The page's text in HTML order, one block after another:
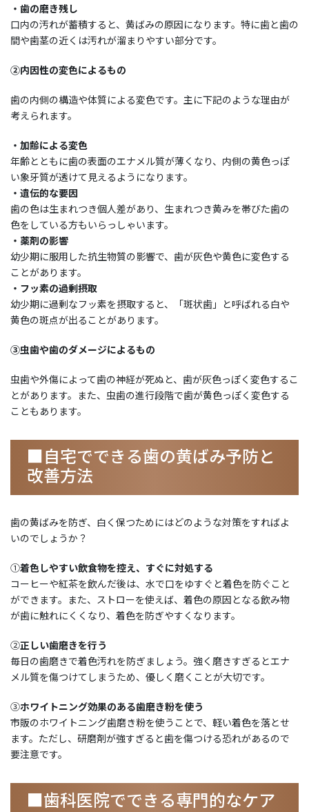
・歯の磨き残し
口内の汚れが蓄積すると、黄ばみの原因になります。特に歯と歯の
間や歯茎の近くは汚れが溜まりやすい部分です。
②内因性の変色によるもの
歯の内側の構造や体質による変色です。主に下記のような理由が
考えられます。
・加齢による変色
年齢とともに歯の表面のエナメル質が薄くなり、内側の黄色っぽ
い象牙質が透けて見えるようになります。
・遺伝的な要因
歯の色は生まれつき個人差があり、生まれつき黄みを帯びた歯の
色をしている方もいらっしゃいます。
・薬剤の影響
幼少期に服用した抗生物質の影響で、歯が灰色や黄色に変色する
ことがあります。
・フッ素の過剰摂取
幼少期に過剰なフッ素を摂取すると、「斑状歯」と呼ばれる白や
黄色の斑点が出ることがあります。
③虫歯や歯のダメージによるもの
虫歯や外傷によって歯の神経が死ぬと、歯が灰色っぽく変色するこ
とがあります。また、虫歯の進行段階で歯が黄色っぽく変色する
こともあります。
■自宅でできる歯の黄ばみ予防と
改善方法
歯の黄ばみを防ぎ、白く保つためにはどのような対策をすればよ
いのでしょうか？
①着色しやすい飲食物を控え、すぐに対処する
コーヒーや紅茶を飲んだ後は、水で口をゆすぐと着色を防ぐこと
ができます。また、ストローを使えば、着色の原因となる飲み物
が歯に触れにくくなり、着色を防ぎやすくなります。
②正しい歯磨きを行う
毎日の歯磨きで着色汚れを防ぎましょう。強く磨きすぎるとエナ
メル質を傷つけてしまうため、優しく磨くことが大切です。
③ホワイトニング効果のある歯磨き粉を使う
市販のホワイトニング歯磨き粉を使うことで、軽い着色を落とせ
ます。ただし、研磨剤が強すぎると歯を傷つける恐れがあるので
要注意です。
■歯科医院でできる専門的なケア